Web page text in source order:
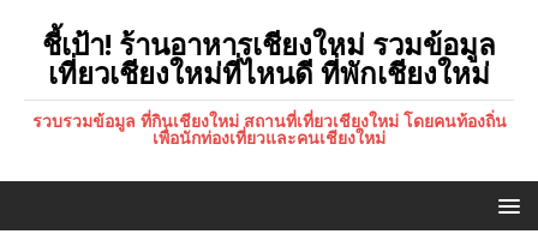
ชี้เป้า! ร้านอาหารเชียงใหม่ รวมข้อมูล
เที่ยวเชียงใหม่ที่ไหนดี ที่พักเชียงใหม่
รวบรวมข้อมูล ที่กินเชียงใหม่ สถานที่เที่ยวเชียงใหม่ โดยคนท้องถิ่น
เพื่อนักท่องเที่ยวและคนเชียงใหม่